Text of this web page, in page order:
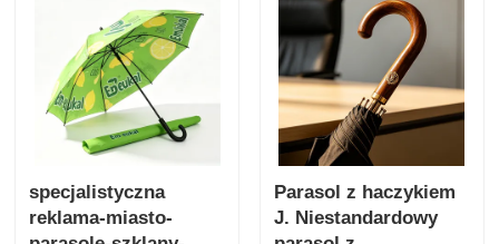
specjalistyczna
reklama-miasto-
Parasol z haczykiem
J. Niestandardowy